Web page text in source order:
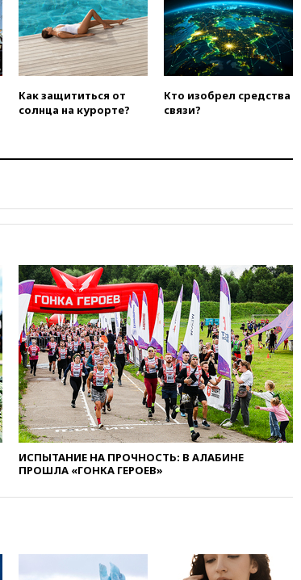
вчера, 22:59На башню
ресторана «Армения» в
Москве вернут утраченную
скульптуру балерины
вчера, 22:45Литовец
протаранил погранпункт при
попытке попасть в Россию
соглашение о прекращении
при нападении в Чехии
выделить средства на новые
РЛС для Белгородской
области
вчера, 21:56The Atlantic: Маск
отказал Украине в
использовании Starlink для
атак вглубь РФ
вчера, 21:35После пожара на
складе в Брянске возбудили
уголовное дело
вчера, 21:26Лидеры сборной
РФ по гимнастике получили
официальный отказ в визах от
На границе
Как защититься от
солнца на курорте?
Кто изобрел средства
связи?
ИСПЫТАНИЕ НА ПРОЧНОСТЬ: В АЛАБИНЕ
ПРОШЛА «ГОНКА ГЕРОЕВ»